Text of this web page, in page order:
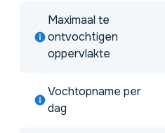
Maximaal te
ontvochtigen
oppervlakte
Vochtopname per
dag